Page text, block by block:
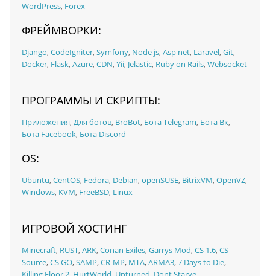
WordPress, Forex
ФРЕЙМВОРКИ:
Django,CodeIgniter,Symfony, Node js,Asp net, Laravel,Git,
Docker, Flask,Azure,CDN,Yii, Jelastic, Ruby on Rails,Websocket
ПРОГРАММЫ И СКРИПТЫ:
Приложения,Для ботов, BroBot, Бота Telegram, Бота Вк,
Бота Facebook, Бота Discord
OS:
Ubuntu,CentOS, Fedora, Debian,openSUSE, BitrixVM,OpenVZ,
Windows, KVM, FreeBSD, Linux
ИГРОВОЙ ХОСТИНГ
Minecraft, RUST,ARK,Conan Exiles,Garrys Mod,CS 1.6,CS
Source,CS GO,SAMP,CR-MP, MTA,ARMA3,7 Days to Die,